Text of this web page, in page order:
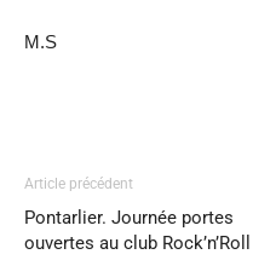
M.S
Article précédent
Pontarlier. Journée portes
ouvertes au club Rock’n’Roll